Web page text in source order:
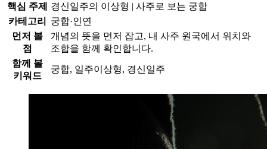
핵심 주제
경신일주의 이상형 | 사주로 보는 궁합
카테고리
궁합·인연
먼저 볼
점
개념의 뜻을 먼저 잡고, 내 사주 원국에서 위치와
조합을 함께 확인합니다.
함께 볼
키워드
궁합, 일주이상형, 경신일주